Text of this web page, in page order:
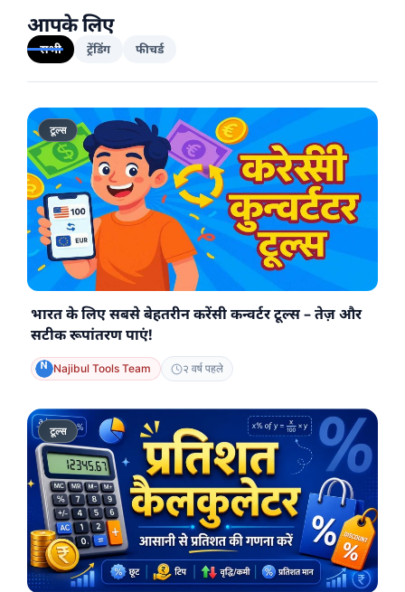
आपके लिए
सभी ट्रेंडिंग फीचर्ड
टूल्स
भारत के लिए सबसे बेहतरीन करेंसी कन्वर्टर टूल्स – तेज़ और
सटीक रूपांतरण पाएं!
Najibul Tools Team २ वर्ष पहले
टूल्स